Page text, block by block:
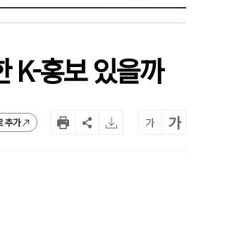
K-홍보 있을까
추가 가 가